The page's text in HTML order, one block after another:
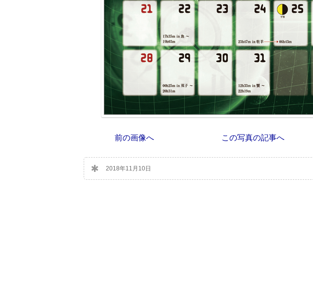
前の画像へ この写真の記事へ
2018年11月10日